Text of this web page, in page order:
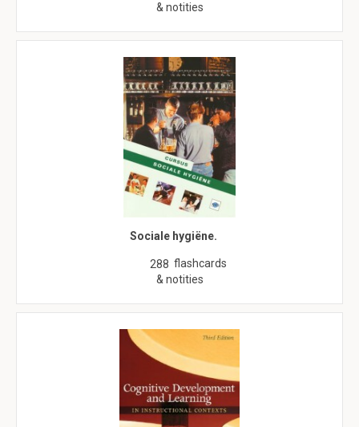
& notities
Sociale hygiëne.
288 flashcards
& notities